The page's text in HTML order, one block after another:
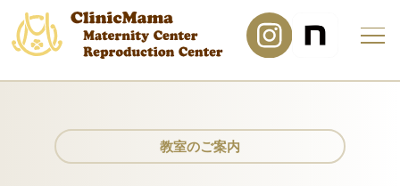
教室のご案内